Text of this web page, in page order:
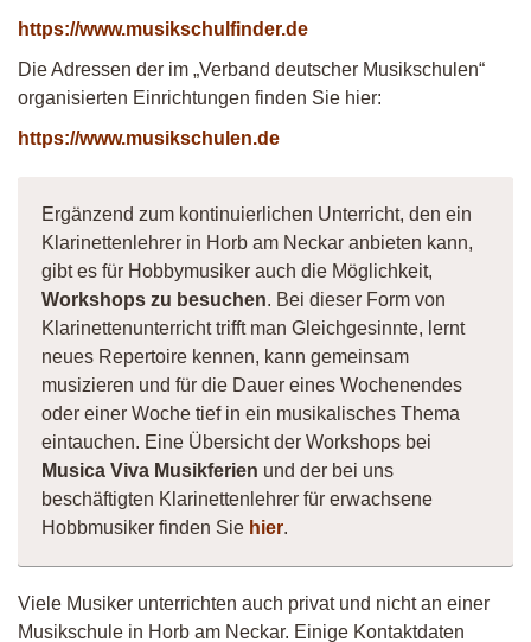
https://www.musikschulfinder.de
Die Adressen der im „Verband deutscher Musikschulen“
organisierten Einrichtungen finden Sie hier:
https://www.musikschulen.de
Ergänzend zum kontinuierlichen Unterricht, den ein
Klarinettenlehrer in Horb am Neckar anbieten kann,
gibt es für Hobbymusiker auch die Möglichkeit,
Workshops zu besuchen. Bei dieser Form von
Klarinettenunterricht trifft man Gleichgesinnte, lernt
neues Repertoire kennen, kann gemeinsam
musizieren und für die Dauer eines Wochenendes
oder einer Woche tief in ein musikalisches Thema
eintauchen. Eine Übersicht der Workshops bei
Musica Viva Musikferien und der bei uns
beschäftigten Klarinettenlehrer für erwachsene
Hobbmusiker finden Sie hier.
Viele Musiker unterrichten auch privat und nicht an einer
Musikschule in Horb am Neckar. Einige Kontaktdaten